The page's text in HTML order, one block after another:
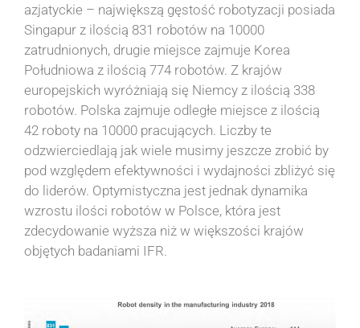
azjatyckie – największą gęstość robotyzacji posiada
Singapur z ilością 831 robotów na 10000
zatrudnionych, drugie miejsce zajmuje Korea
Południowa z ilością 774 robotów. Z krajów
europejskich wyróżniają się Niemcy z ilością 338
robotów. Polska zajmuje odległe miejsce z ilością
42 roboty na 10000 pracujących. Liczby te
odzwierciedlają jak wiele musimy jeszcze zrobić by
pod względem efektywności i wydajności zbliżyć się
do liderów. Optymistyczna jest jednak dynamika
wzrostu ilości robotów w Polsce, która jest
zdecydowanie wyższa niż w większości krajów
objętych badaniami IFR.